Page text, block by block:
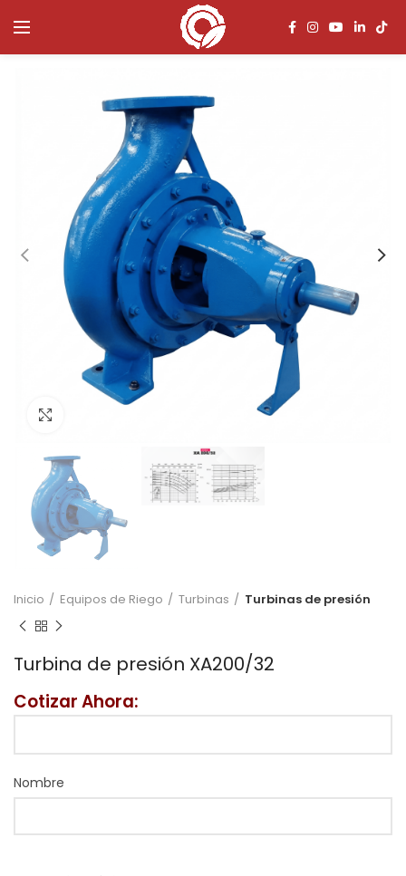
Inicio Equipos de Riego Turbinas Turbinas de presión
Turbina de presión XA200/32
Cotizar Ahora:
Nombre